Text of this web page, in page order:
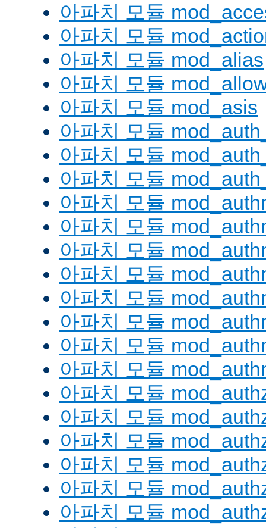
아파치 모듈
아파치 모듈
아파치 모듈 mod_alias
아파치 모듈
아파치 모듈 mod_asis
아파치 모듈
아파치 모듈
아파치 모듈
아파치 모듈
아파치 모듈
아파치 모듈
아파치 모듈
아파치 모듈
아파치 모듈
아파치 모듈
아파치 모듈
아파치 모듈
아파치 모듈
아파치 모듈
아파치 모듈
아파치 모듈
아파치 모듈